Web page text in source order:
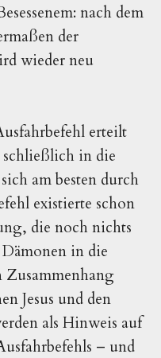
nach dem
der
wieder neu
erteilt
in die
am besten durch
existierte schon
die noch nichts
in die
Zusammenhang
Jesus und den
als Hinweis auf
– und